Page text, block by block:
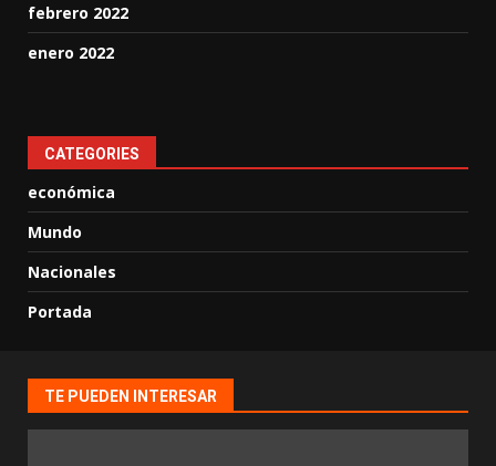
febrero 2022
enero 2022
CATEGORIES
económica
Mundo
Nacionales
Portada
TE PUEDEN INTERESAR